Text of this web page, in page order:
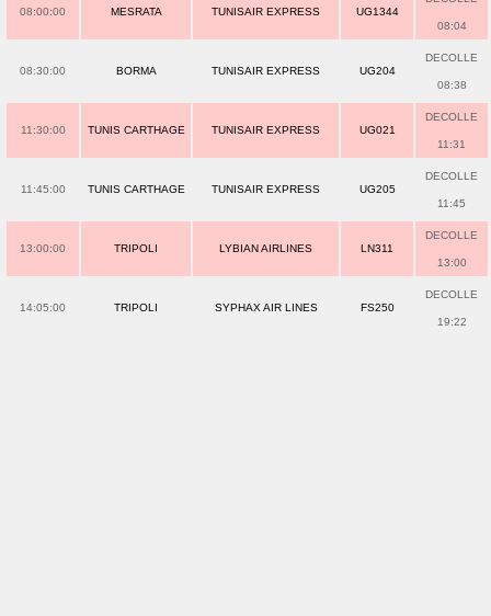
08:00:00 MESRATA TUNISAIR EXPRESS UG1344
08:04
08:30:00 BORMA TUNISAIR EXPRESS UG204
DECOLLE
08:38
11:30:00 TUNIS CARTHAGE TUNISAIR EXPRESS UG021
DECOLLE
11:31
11:45:00 TUNIS CARTHAGE TUNISAIR EXPRESS UG205
DECOLLE
11:45
13:00:00 TRIPOLI LYBIAN AIRLINES LN311
DECOLLE
13:00
14:05:00 TRIPOLI SYPHAX AIR LINES FS250
DECOLLE
19:22